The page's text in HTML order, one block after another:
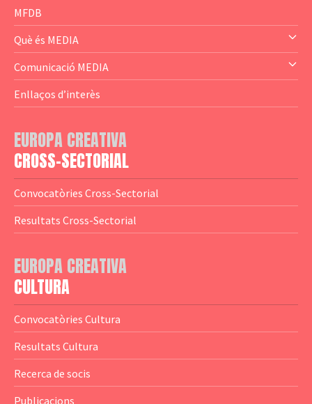
— Business Cluster
— Audience Cluster
— Altres
MFDB
Què és MEDIA
— El subprograma MEDIA
— Agència Executiva
— Logotips
Comunicació MEDIA
— Estrenes a Catalunya
— Notícies
— Publicacions
— Guies MEDIA
— Altres Guies
— Presentacions
— Estudis
Enllaços d’interès
EUROPA CREATIVA
CROSS-SECTORIAL
Convocatòries Cross-Sectorial
Resultats Cross-Sectorial
EUROPA CREATIVA
CULTURA
Convocatòries Cultura
Resultats Cultura
Recerca de socis
Publicacions